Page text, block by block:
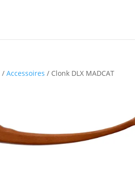
/ Accessoires / Clonk DLX MADCAT